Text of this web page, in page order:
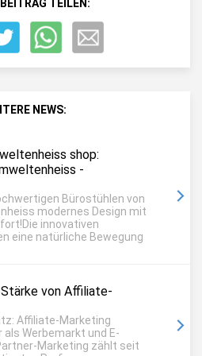
TEILEN:
NEWS:
shop:
-
Bürostühlen von
modernes Design mit
innovativen
eine natürliche Bewegung
von Affiliate-
Affiliate-Marketing
Werbemarkt und E-
Marketing zählt seit